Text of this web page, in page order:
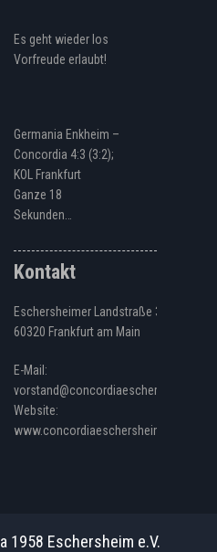
Es geht wieder los
Vorfreude erlaubt!
Germania Enkheim –
Concordia 4:3 (3:2);
KOL Frankfurt
Ganze 18
Sekunden…
Kontakt
Eschersheimer Landstraße 328
60320 Frankfurt am Main
E-Mail:
vorstand@concordiaeschersheim.de
Website:
www.concordiaeschersheim.de
1958 Eschersheim e.V.